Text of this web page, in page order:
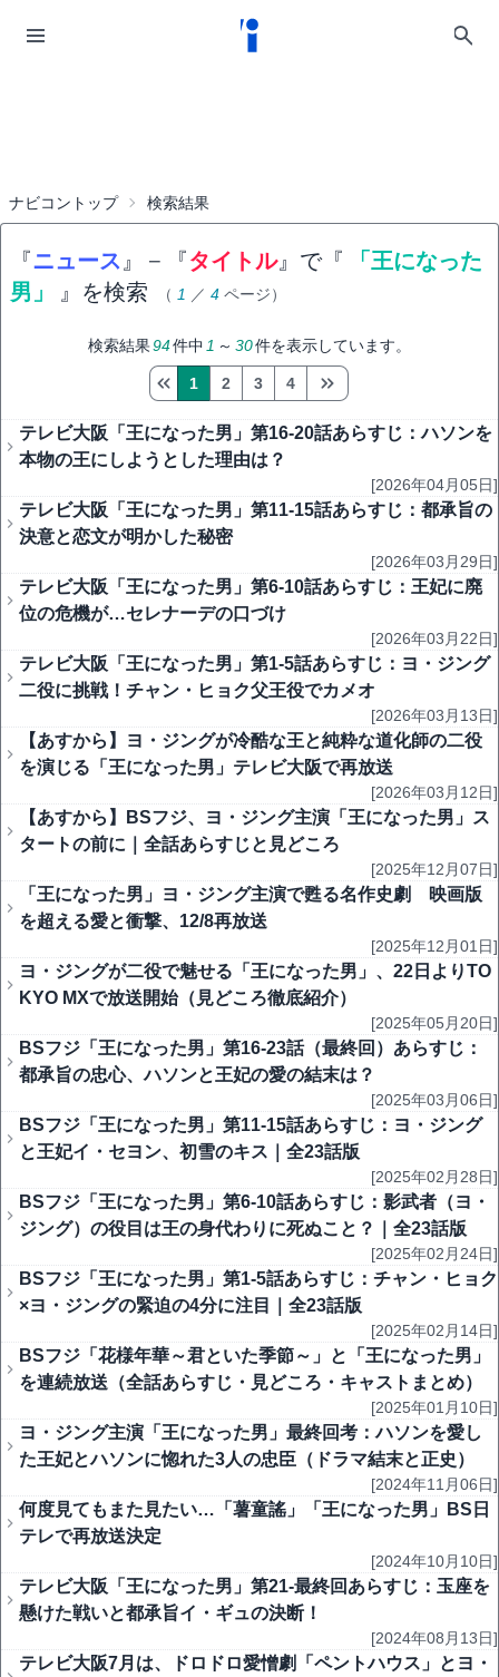
ナビコントップ 検索結果
『ニュース 』 − 『タイトル』で『
「王になった
男」
』を検索 （ 1 ／ 4 ページ）
検索結果94件中 1 ～ 30件を表示しています。
1 2 3 4
テレビ大阪「王になった男」第16-20話あらすじ：ハソンを
本物の王にしようとした理由は？
[2026年04月05日]
テレビ大阪「王になった男」第11-15話あらすじ：都承旨の
決意と恋文が明かした秘密
[2026年03月29日]
テレビ大阪「王になった男」第6-10話あらすじ：王妃に廃
位の危機が…セレナーデの口づけ
[2026年03月22日]
テレビ大阪「王になった男」第1-5話あらすじ：ヨ・ジング
二役に挑戦！チャン・ヒョク父王役でカメオ
[2026年03月13日]
【あすから】ヨ・ジングが冷酷な王と純粋な道化師の二役
を演じる「王になった男」テレビ大阪で再放送
[2026年03月12日]
【あすから】BSフジ、ヨ・ジング主演「王になった男」ス
タートの前に｜全話あらすじと見どころ
[2025年12月07日]
「王になった男」ヨ・ジング主演で甦る名作史劇 映画版
を超える愛と衝撃、12/8再放送
[2025年12月01日]
ヨ・ジングが二役で魅せる「王になった男」、22日よりTO
KYO MXで放送開始（見どころ徹底紹介）
[2025年05月20日]
BSフジ「王になった男」第16-23話（最終回）あらすじ：
都承旨の忠心、ハソンと王妃の愛の結末は？
[2025年03月06日]
BSフジ「王になった男」第11-15話あらすじ：ヨ・ジング
と王妃イ・セヨン、初雪のキス｜全23話版
[2025年02月28日]
BSフジ「王になった男」第6-10話あらすじ：影武者（ヨ・
ジング）の役目は王の身代わりに死ぬこと？｜全23話版
[2025年02月24日]
BSフジ「王になった男」第1-5話あらすじ：チャン・ヒョク
×ヨ・ジングの緊迫の4分に注目｜全23話版
[2025年02月14日]
BSフジ「花様年華～君といた季節～」と「王になった男」
を連続放送（全話あらすじ・見どころ・キャストまとめ）
[2025年01月10日]
ヨ・ジング主演「王になった男」最終回考：ハソンを愛し
た王妃とハソンに惚れた3人の忠臣（ドラマ結末と正史）
[2024年11月06日]
何度見てもまた見たい…「薯童謠」「王になった男」BS日
テレで再放送決定
[2024年10月10日]
テレビ大阪「王になった男」第21-最終回あらすじ：玉座を
懸けた戦いと都承旨イ・ギュの決断！
[2024年08月13日]
テレビ大阪7月は、ドロドロ愛憎劇「ペントハウス」とヨ・